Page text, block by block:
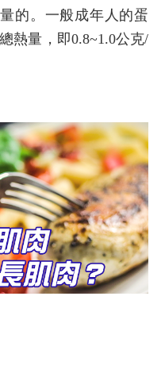
的。一般成年人的蛋
熱量，即0.8~1.0公克/